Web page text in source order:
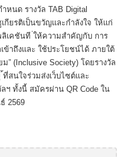
หนด รางวัล TAB Digital
เกียรติเป็นขวัญและกำลังใจ ให้แก่
เคชันที ่ให้ความสำคัญกับ การ
าถึงและ ใช้ประโยชน์ได้ ภายใต้
” (Inclusive Society) โดยรางวัล
สนใจร่วมส่งเว็บไซต์และ
ฯ ทั้งนี้ สมัครผ่าน QR Code ใน
2569